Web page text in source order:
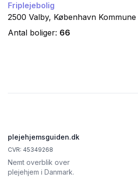
Friplejebolig
2500 Valby, København Kommune
Antal boliger: 66
plejehjemsguiden.dk
CVR: 45349268
Nemt overblik over
plejehjem i Danmark.